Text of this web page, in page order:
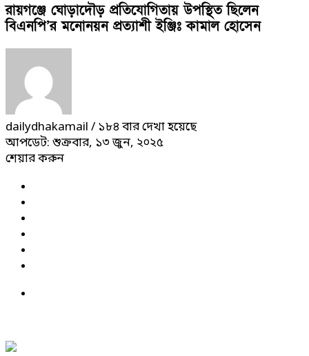
রায়গঞ্জে ঘোড়াদৌড় প্রতিযোগিতায় উপস্থিত ছিলেন
বিএনপি’র মনোনয়ন প্রত্যাশী ইঞ্জিঃ কামাল হোসেন
dailydhakamail / ১৮৪ বার দেখা হয়েছে
আপডেট: শুক্রবার, ১৩ জুন, ২০২৫
শেয়ার করুন